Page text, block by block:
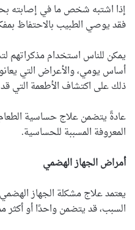
إذا اشتبه شخص ما في إصابته
فقد يوصي الطبيب بالاحتفاظ
يمكن للناس استخدام مذكراتهم
أساس يومي، والأعراض التي
ذلك على اكتشاف الأطعمة التي
عادةً يتضمن علاج حساسية
المعروفة المسببة للحساسية.
أمراض الجهاز الهضمي
يعتمد علاج مشكلة الجهاز
السبب، قد يتضمن واحدًا أو أكثر